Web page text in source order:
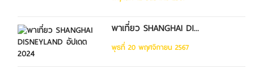
พาเที่ยว SHANGHAI DI...
พุธที่ 20 พฤศจิกายน 2567